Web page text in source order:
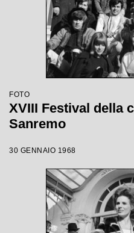
FOTO
XVIII Festival della
Sanremo
30 GENNAIO 1968